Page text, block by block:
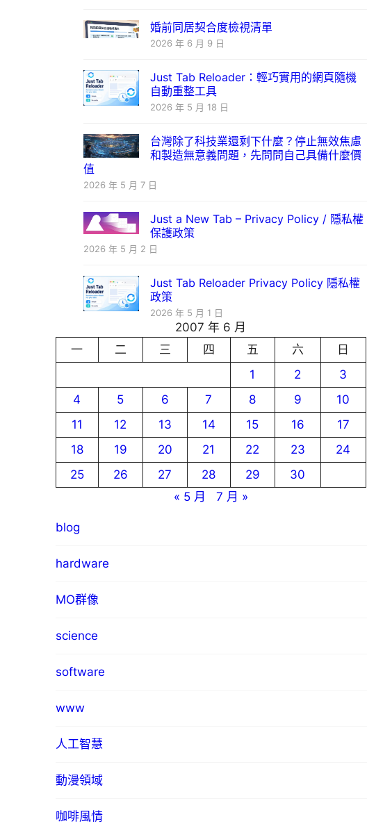
婚前同居契合度檢視清單
2026 年 6 月 9 日
Just Tab Reloader：輕巧實用的網頁隨機
自動重整工具
2026 年 5 月 18 日
台灣除了科技業還剩下什麼？停止無效焦慮
和製造無意義問題，先問問自己具備什麼價
值
2026 年 5 月 7 日
Just a New Tab – Privacy Policy / 隱私權
保護政策
2026 年 5 月 2 日
Just Tab Reloader Privacy Policy 隱私權
政策
2026 年 5 月 1 日
2007 年 6 月
一
二 三 四 五 六
日
1
2
3
4
5 6 7 8 9
10
11
12 13 14 15 16
17
18
19 20 21 22 23
24
25
26 27 28 29
30
« 5 月
7 月 »
blog
hardware
MO群像
science
software
www
人工智慧
動漫領域
咖啡風情